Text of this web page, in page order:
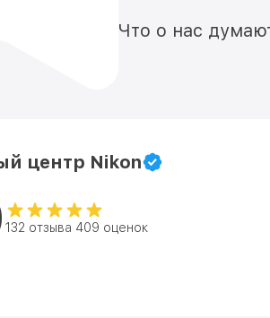
Что о нас
центр Nikon
132 отзыва 409 оценок